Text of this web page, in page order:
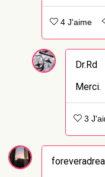
4 J'aime
Dr.Rd
Merci.
3